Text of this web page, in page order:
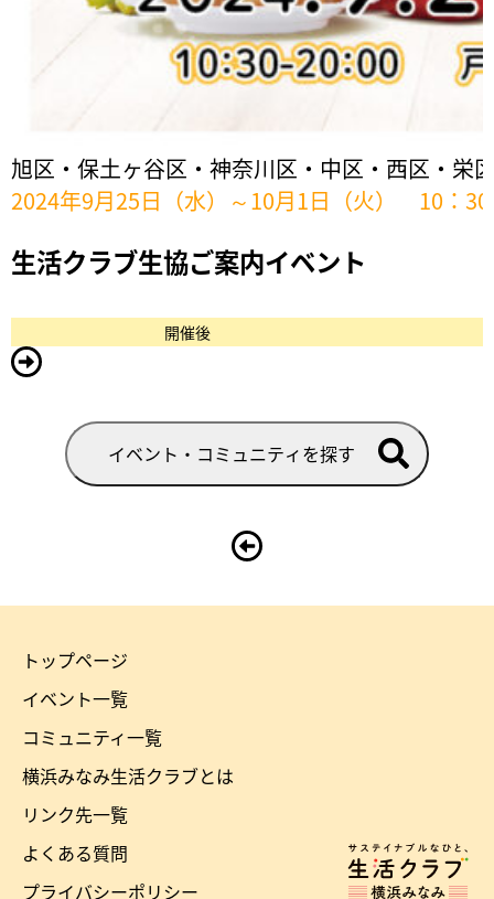
旭区・保土ヶ谷区・神奈川区・中区・西区・栄
2024年9月25日（水）～10月1日（火） 10：
生活クラブ生協ご案内イベント
開催後
イベント・コミュニティを探す
横
浜
み
な
み
生
トップページ
イベント一覧
コミュニティ一覧
横浜みなみ生活クラブとは
リンク先一覧
よくある質問
プライバシーポリシー
ホ
ー